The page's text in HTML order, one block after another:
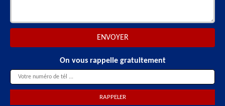
On vous rappelle gratuitement